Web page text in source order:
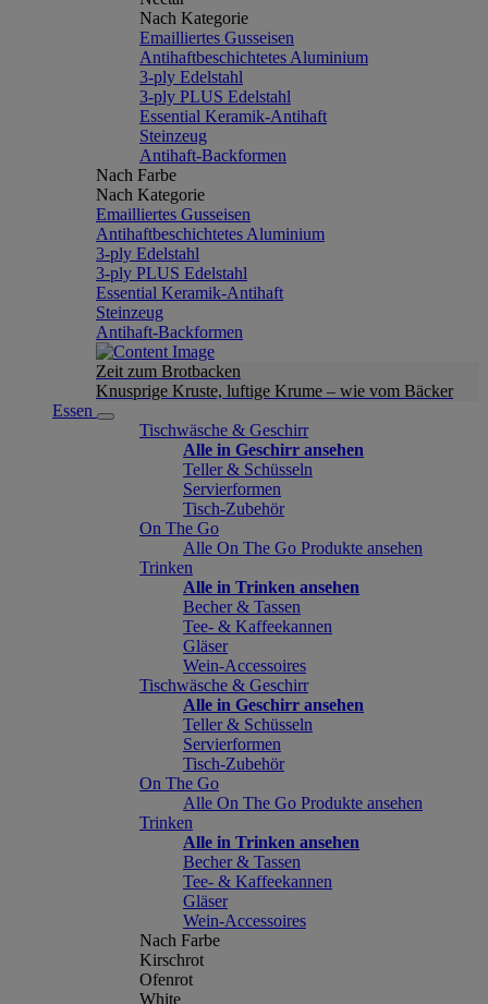
Nach Kategorie
Emailliertes Gusseisen
Antihaftbeschichtetes Aluminium
3-ply Edelstahl
3-ply PLUS Edelstahl
Essential Keramik-Antihaft
Steinzeug
Antihaft-Backformen
Nach Farbe
Nach Kategorie
Emailliertes Gusseisen
Antihaftbeschichtetes Aluminium
3-ply Edelstahl
3-ply PLUS Edelstahl
Essential Keramik-Antihaft
Steinzeug
Antihaft-Backformen
Zeit zum Brotbacken
Knusprige Kruste, luftige Krume – wie vom Bäcker
Essen
Tischwäsche & Geschirr
Alle in Geschirr ansehen
Teller & Schüsseln
Servierformen
Tisch-Zubehör
On The Go
Alle On The Go Produkte ansehen
Trinken
Alle in Trinken ansehen
Becher & Tassen
Tee- & Kaffeekannen
Gläser
Wein-Accessoires
Tischwäsche & Geschirr
Alle in Geschirr ansehen
Teller & Schüsseln
Servierformen
Tisch-Zubehör
On The Go
Alle On The Go Produkte ansehen
Trinken
Alle in Trinken ansehen
Becher & Tassen
Tee- & Kaffeekannen
Gläser
Wein-Accessoires
Nach Farbe
Kirschrot
Ofenrot
White